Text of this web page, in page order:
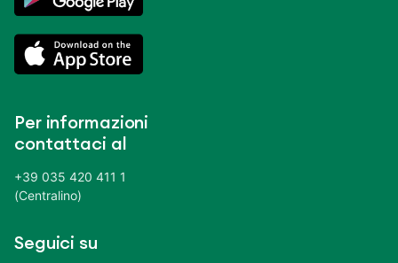
Per informazioni
contattaci al
+39 035 420 411 1
(Centralino)
Seguici su